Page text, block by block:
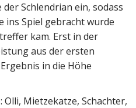
Schlendrian ein, sodass
ins Spiel gebracht wurde
kam. Erst in der
aus der ersten
in die Höhe
Mietzekatze, Schachter,